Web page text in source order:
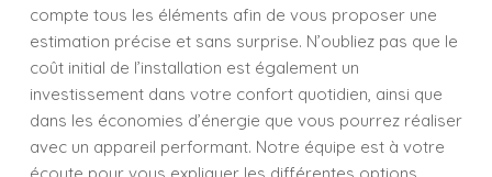
compte tous les éléments afin de vous proposer une
estimation précise et sans surprise. N’oubliez pas que le
coût initial de l’installation est également un
investissement dans votre confort quotidien, ainsi que
dans les économies d’énergie que vous pourrez réaliser
avec un appareil performant. Notre équipe est à votre